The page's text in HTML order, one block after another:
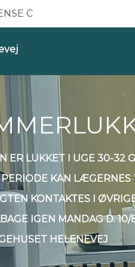
C
ER LUKKET I UGE 30-32
KAN LÆGERNES
KONTAKTES I
IGEN MANDAG D. 10/
HELENEVEJ